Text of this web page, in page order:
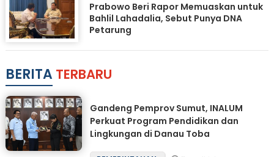
Prabowo Beri Rapor Memuaskan untuk
Bahlil Lahadalia, Sebut Punya DNA
Petarung
BERITA TERBARU
Gandeng Pemprov Sumut, INALUM
Perkuat Program Pendidikan dan
Lingkungan di Danau Toba